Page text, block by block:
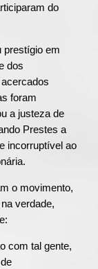
do
prestígio em
dos
foram
a justeza de
Prestes a
incorruptível ao
o movimento,
verdade,
com tal gente,